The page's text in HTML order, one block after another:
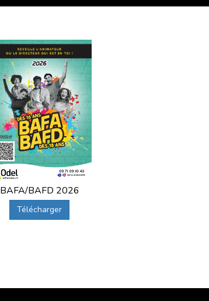
BAFA/BAFD 2026
Télécharger